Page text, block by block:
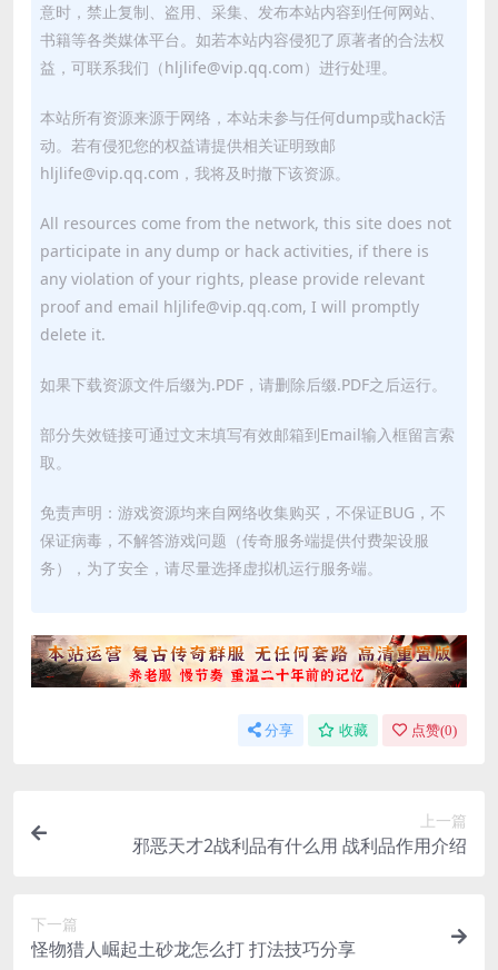
意时，禁止复制、盗用、采集、发布本站内容到任何网站、
书籍等各类媒体平台。如若本站内容侵犯了原著者的合法权
益，可联系我们（hljlife@vip.qq.com）进行处理。
本站所有资源来源于网络，本站未参与任何dump或hack活
动。若有侵犯您的权益请提供相关证明致邮
hljlife@vip.qq.com，我将及时撤下该资源。
All resources come from the network, this site does not
participate in any dump or hack activities, if there is
any violation of your rights, please provide relevant
proof and email hljlife@vip.qq.com, I will promptly
delete it.
如果下载资源文件后缀为.PDF，请删除后缀.PDF之后运行。
部分失效链接可通过文末填写有效邮箱到Email输入框留言索
取。
免责声明：游戏资源均来自网络收集购买，不保证BUG，不
保证病毒，不解答游戏问题（传奇服务端提供付费架设服
务），为了安全，请尽量选择虚拟机运行服务端。
分享 收藏 点赞(0)
上一篇
邪恶天才2战利品有什么用 战利品作用介绍
下一篇
怪物猎人崛起土砂龙怎么打 打法技巧分享